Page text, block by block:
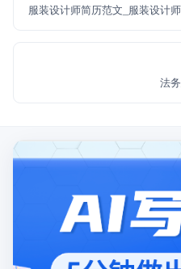
服装设计师简历范文_服装设计
法